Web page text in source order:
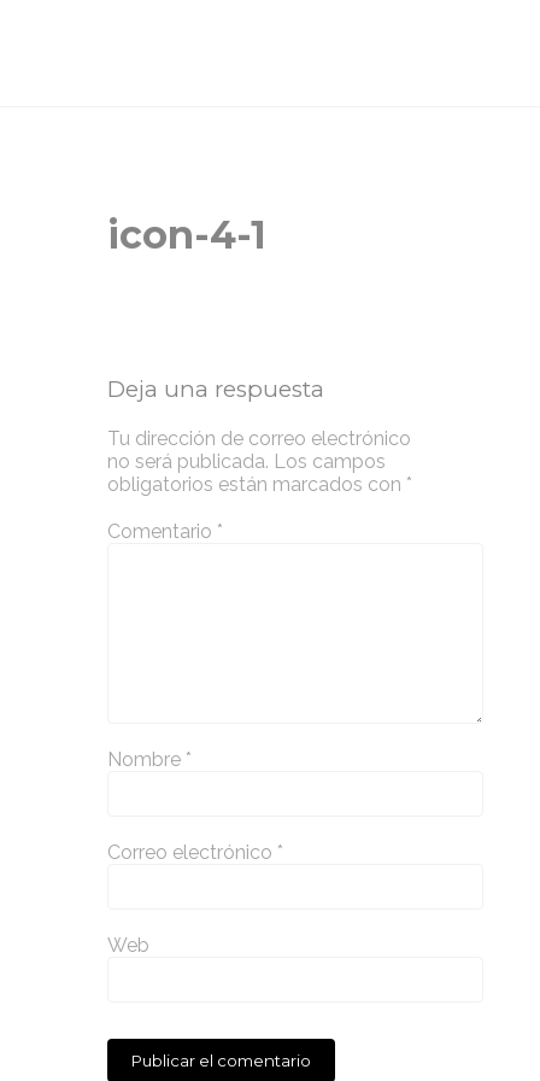
icon-4-1
Deja una respuesta
Tu dirección de correo electrónico
no será publicada. Los campos
obligatorios están marcados con *
Comentario *
Nombre *
Correo electrónico *
Web